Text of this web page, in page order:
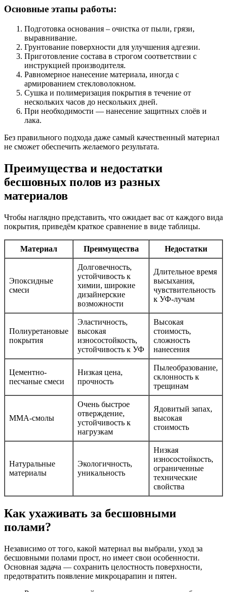
Основные этапы работы:
Подготовка основания – очистка от пыли, грязи,
выравнивание.
Грунтование поверхности для улучшения адгезии.
Приготовление состава в строгом соответствии с
инструкцией производителя.
Равномерное нанесение материала, иногда с
армированием стекловолокном.
Сушка и полимеризация покрытия в течение от
нескольких часов до нескольких дней.
При необходимости — нанесение защитных слоёв и
лака.
Без правильного подхода даже самый качественный материал
не сможет обеспечить желаемого результата.
Преимущества и недостатки
бесшовных полов из разных
материалов
Чтобы наглядно представить, что ожидает вас от каждого вида
покрытия, приведём краткое сравнение в виде таблицы.
Материал Преимущества Недостатки
Эпоксидные
смеси
Долговечность,
устойчивость к
химии, широкие
дизайнерские
возможности
Длительное время
высыхания,
чувствительность
к УФ-лучам
Полиуретановые
покрытия
Эластичность,
высокая
износостойкость,
устойчивость к УФ
Высокая
стоимость,
сложность
нанесения
Цементно-
песчаные смеси
Низкая цена,
прочность
Пылеобразование,
склонность к
трещинам
ММА-смолы
Очень быстрое
отверждение,
устойчивость к
нагрузкам
Ядовитый запах,
высокая
стоимость
Натуральные
материалы
Экологичность,
уникальность
Низкая
износостойкость,
ограниченные
технические
свойства
Как ухаживать за бесшовными
полами?
Независимо от того, какой материал вы выбрали, уход за
бесшовными полами прост, но имеет свои особенности.
Основная задача — сохранить целостность поверхности,
предотвратить появление микроцарапин и пятен.